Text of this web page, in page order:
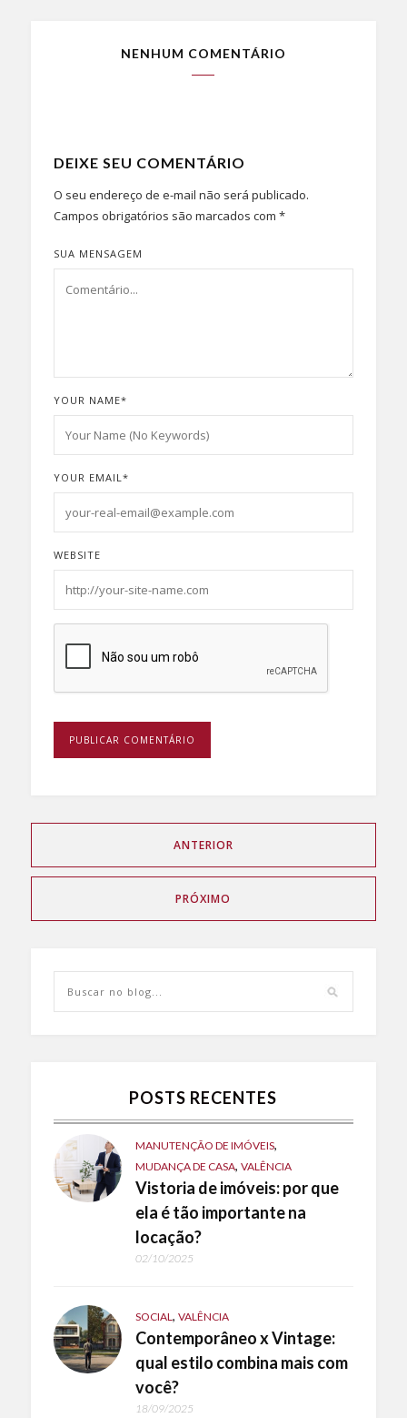
NENHUM COMENTÁRIO
DEIXE SEU COMENTÁRIO
O seu endereço de e-mail não será publicado.
Campos obrigatórios são marcados com *
SUA MENSAGEM
YOUR NAME*
YOUR EMAIL*
WEBSITE
ANTERIOR
PRÓXIMO
POSTS RECENTES
MANUTENÇÃO DE IMÓVEIS,
MUDANÇA DE CASA, VALÊNCIA
Vistoria de imóveis: por que
ela é tão importante na
locação?
02/10/2025
SOCIAL, VALÊNCIA
Contemporâneo x Vintage:
qual estilo combina mais com
você?
18/09/2025